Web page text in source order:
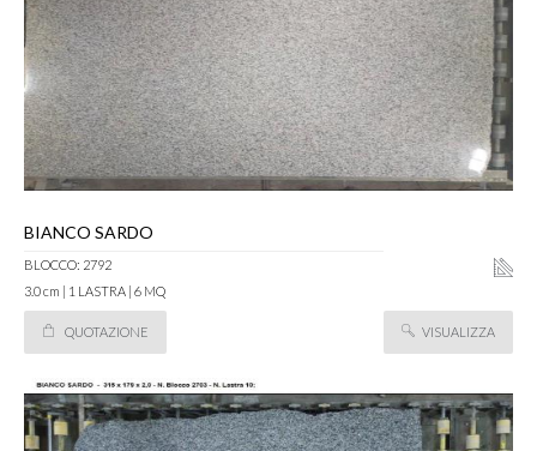
BIANCO SARDO
BLOCCO: 2792
3.0 cm | 1 LASTRA | 6 MQ
QUOTAZIONE VISUALIZZA